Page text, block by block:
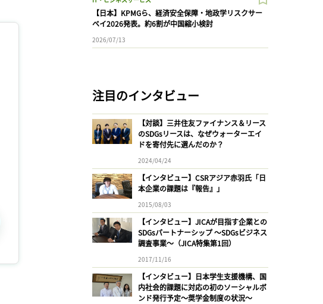
【日本】KPMGら、経済安全保障・地政学リスクサー
ベイ2026発表。約6割が中国縮小検討
2026/07/13
注目のインタビュー
【対談】三井住友ファイナンス＆リース
のSDGsリースは、なぜウォーターエイ
ドを寄付先に選んだのか？
2024/04/24
【インタビュー】CSRアジア赤羽氏「日
本企業の課題は『報告』」
2015/08/03
【インタビュー】JICAが目指す企業との
SDGsパートナーシップ 〜SDGsビジネス
調査事業〜（JICA特集第1回）
2017/11/16
【インタビュー】日本学生支援機構、国
内社会的課題に対応の初のソーシャルボ
ンド発行予定〜奨学金制度の状況〜